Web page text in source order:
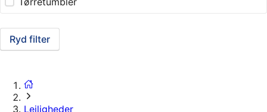
Ryd filter
Lejligheder